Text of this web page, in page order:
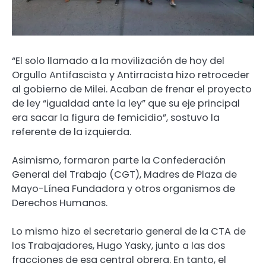
“El solo llamado a la movilización de hoy del
Orgullo Antifascista y Antirracista hizo retroceder
al gobierno de Milei. Acaban de frenar el proyecto
de ley “igualdad ante la ley” que su eje principal
era sacar la figura de femicidio”, sostuvo la
referente de la izquierda.
Asimismo, formaron parte la Confederación
General del Trabajo (CGT), Madres de Plaza de
Mayo-Línea Fundadora y otros organismos de
Derechos Humanos.
Lo mismo hizo el secretario general de la CTA de
los Trabajadores, Hugo Yasky, junto a las dos
fracciones de esa central obrera. En tanto, el